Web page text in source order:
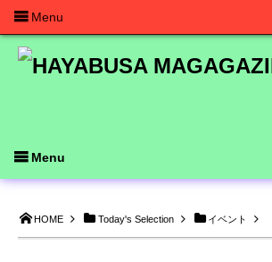
HOME Today's Selection イベント
Menu
Menu